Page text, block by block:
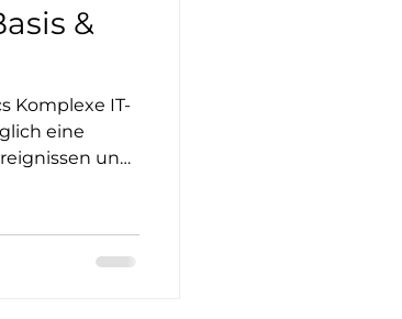
&
Komplexe IT-
eine
und
erkennen.